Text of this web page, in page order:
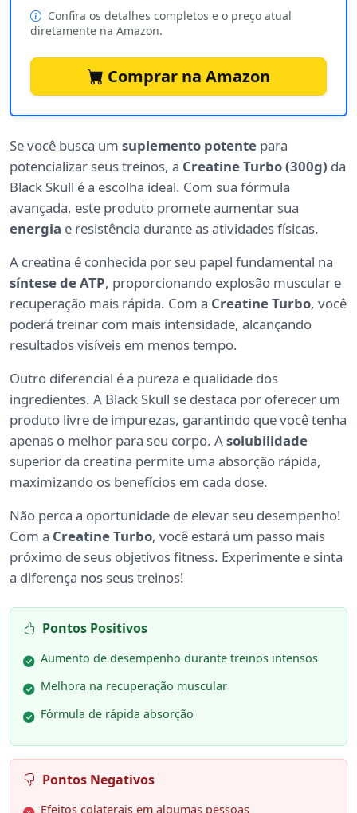
Confira os detalhes completos e o preço atual
diretamente na Amazon.
Comprar na Amazon
Se você busca um suplemento potente para
potencializar seus treinos, a Creatine Turbo (300g) da
Black Skull é a escolha ideal. Com sua fórmula
avançada, este produto promete aumentar sua
energia e resistência durante as atividades físicas.
A creatina é conhecida por seu papel fundamental na
síntese de ATP, proporcionando explosão muscular e
recuperação mais rápida. Com a Creatine Turbo, você
poderá treinar com mais intensidade, alcançando
resultados visíveis em menos tempo.
Outro diferencial é a pureza e qualidade dos
ingredientes. A Black Skull se destaca por oferecer um
produto livre de impurezas, garantindo que você tenha
apenas o melhor para seu corpo. Asolubilidade
superior da creatina permite uma absorção rápida,
maximizando os benefícios em cada dose.
Não perca a oportunidade de elevar seu desempenho!
Com a Creatine Turbo, você estará um passo mais
próximo de seus objetivos fitness. Experimente e sinta
a diferença nos seus treinos!
Pontos Positivos
Aumento de desempenho durante treinos intensos
Melhora na recuperação muscular
Fórmula de rápida absorção
Pontos Negativos
Efeitos colaterais em algumas pessoas